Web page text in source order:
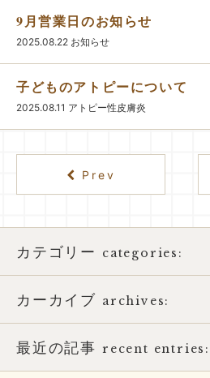
9月営業日のお知らせ
2025.08.22 お知らせ
子どものアトピーについて
2025.08.11 アトピー性皮膚炎
カテゴリー categories:
アトピー性皮膚炎
おススメ書籍
カーカイブ archives:
2026年
最近の記事 recent entries:
Prev